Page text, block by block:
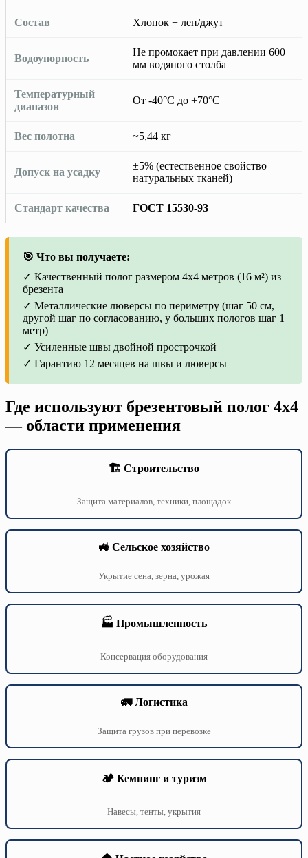
Состав Хлопок + лен/джут
Водоупорность
Не промокает при давлении 600
мм водяного столба
Температурный
диапазон
От -40°C до +70°C
Вес полотна ~5,44 кг
Допуск на усадку
±5% (естественное свойство
натуральных тканей)
Стандарт качества ГОСТ 15530-93
🎯 Что вы получаете:
✓ Качественный полог размером 4х4 метров (16 м²) из
брезента
✓ Металлические люверсы по периметру (шаг 50 см,
другой шаг по согласованию, у больших пологов шаг 1
метр)
✓ Усиленные швы двойной прострочкой
✓ Гарантию 12 месяцев на швы и люверсы
Где используют брезентовый полог 4х4
— области применения
🏗️ Строительство
Защита материалов, техники, площадок
🚜 Сельское хозяйство
Укрытие сена, зерна, урожая
🏭 Промышленность
Консервация оборудования
🚛 Логистика
Защита грузов при перевозке
🏕️ Кемпинг и туризм
Навесы, тенты, укрытия